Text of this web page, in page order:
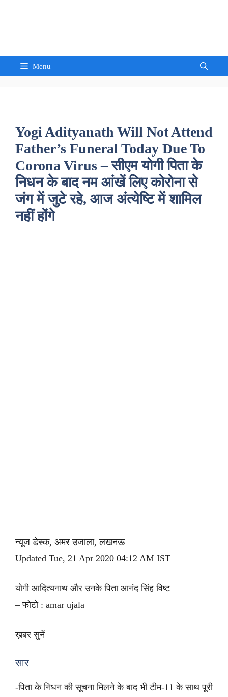
Menu
Yogi Adityanath Will Not Attend
Father’s Funeral Today Due To
Corona Virus – सीएम योगी पिता के
निधन के बाद नम आंखें लिए कोरोना से
जंग में जुटे रहे, आज अंत्येष्टि में शामिल
नहीं होंगे
न्यूज डेस्क, अमर उजाला, लखनऊ
Updated Tue, 21 Apr 2020 04:12 AM IST
योगी आदित्यनाथ और उनके पिता आनंद सिंह विष्ट
– फोटो : amar ujala
ख़बर सुनें
सार
-पिता के निधन की सूचना मिलने के बाद भी टीम-11 के साथ पूरी